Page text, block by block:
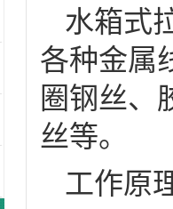
水箱式
各种金属
圈钢丝、
丝等。
工作原